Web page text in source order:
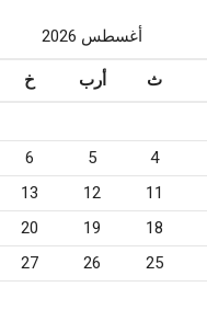
أغسطس 2026
ث أرب خ
4
5
6
11
12
13
18
19
20
25
26
27